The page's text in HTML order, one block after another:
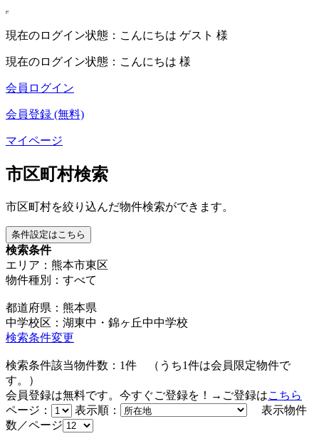
現在のログイン状態：こんにちは ゲスト 様
現在のログイン状態：こんにちは 様
会員ログイン
会員登録 (無料)
マイページ
市区町村検索
市区町村を絞り込んだ物件検索ができます。
条件設定はこちら
検索条件
エリア：熊本市東区
物件種別：すべて
都道府県：熊本県
中学校区：湖東中・錦ヶ丘中中学校
検索条件変更
検索条件該当物件数： 1件 （うち1件は会員限定物件で
す。）
会員登録は無料です。今すぐご登録を！→ご登録はこちら
ページ：
表示順：
表示物件
数／ページ